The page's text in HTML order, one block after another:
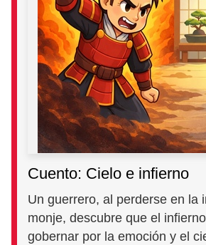
Cuento: Cielo e infierno
Un guerrero, al perderse en la
monje, descubre que el
gobernar por la emoción y el